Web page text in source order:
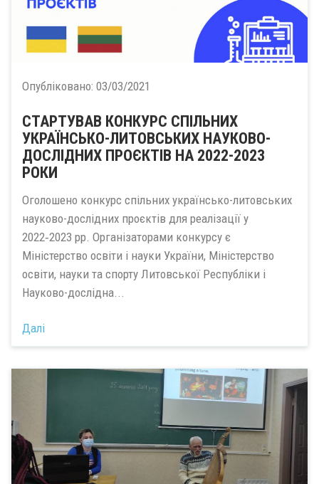
Опубліковано: 03/03/2021
СТАРТУВАВ КОНКУРС СПІЛЬНИХ
УКРАЇНСЬКО-ЛИТОВСЬКИХ НАУКОВО-
ДОСЛІДНИХ ПРОЄКТІВ НА 2022-2023
РОКИ
Оголошено конкурс спільних українсько-литовських
науково-дослідних проєктів для реалізації у
2022‑2023 рр. Організаторами конкурсу є
Міністерство освіти і науки України, Міністерство
освіти, науки та спорту Литовської Республіки і
Науково-дослідна...
Далі